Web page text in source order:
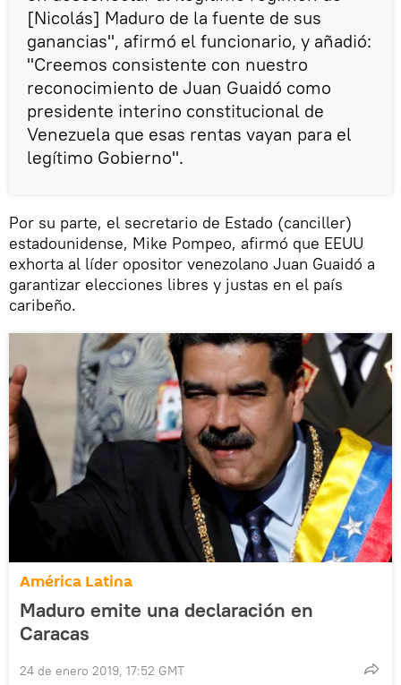
[Nicolás] Maduro de la fuente de sus
ganancias", afirmó el funcionario, y añadió:
"Creemos consistente con nuestro
reconocimiento de Juan Guaidó como
presidente interino constitucional de
Venezuela que esas rentas vayan para el
legítimo Gobierno".
Por su parte, el secretario de Estado (canciller)
estadounidense, Mike Pompeo, afirmó que EEUU
exhorta al líder opositor venezolano Juan Guaidó a
garantizar elecciones libres y justas en el país
caribeño.
América Latina
Maduro emite una declaración en
Caracas
24 de enero 2019, 17:52 GMT